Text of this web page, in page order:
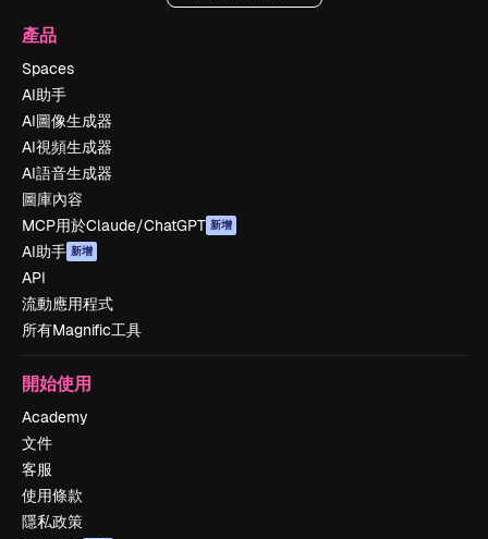
產品
Spaces
AI助手
AI圖像生成器
AI視頻生成器
AI語音生成器
圖庫內容
MCP用於Claude/ChatGPT 新增
AI助手 新增
API
流動應用程式
所有Magnific工具
開始使用
Academy
文件
客服
使用條款
隱私政策